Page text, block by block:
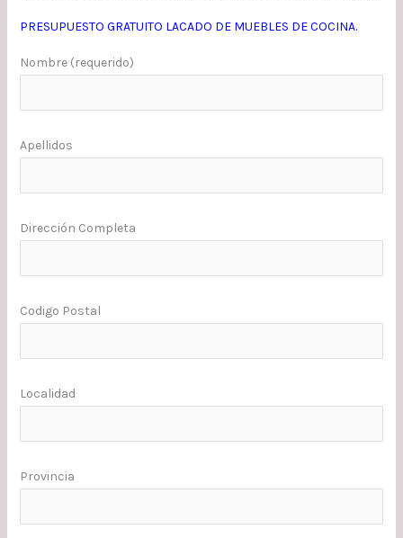
PRESUPUESTO GRATUITO LACADO DE MUEBLES DE COCINA.
Nombre (requerido)
Apellidos
Dirección Completa
Codigo Postal
Localidad
Provincia